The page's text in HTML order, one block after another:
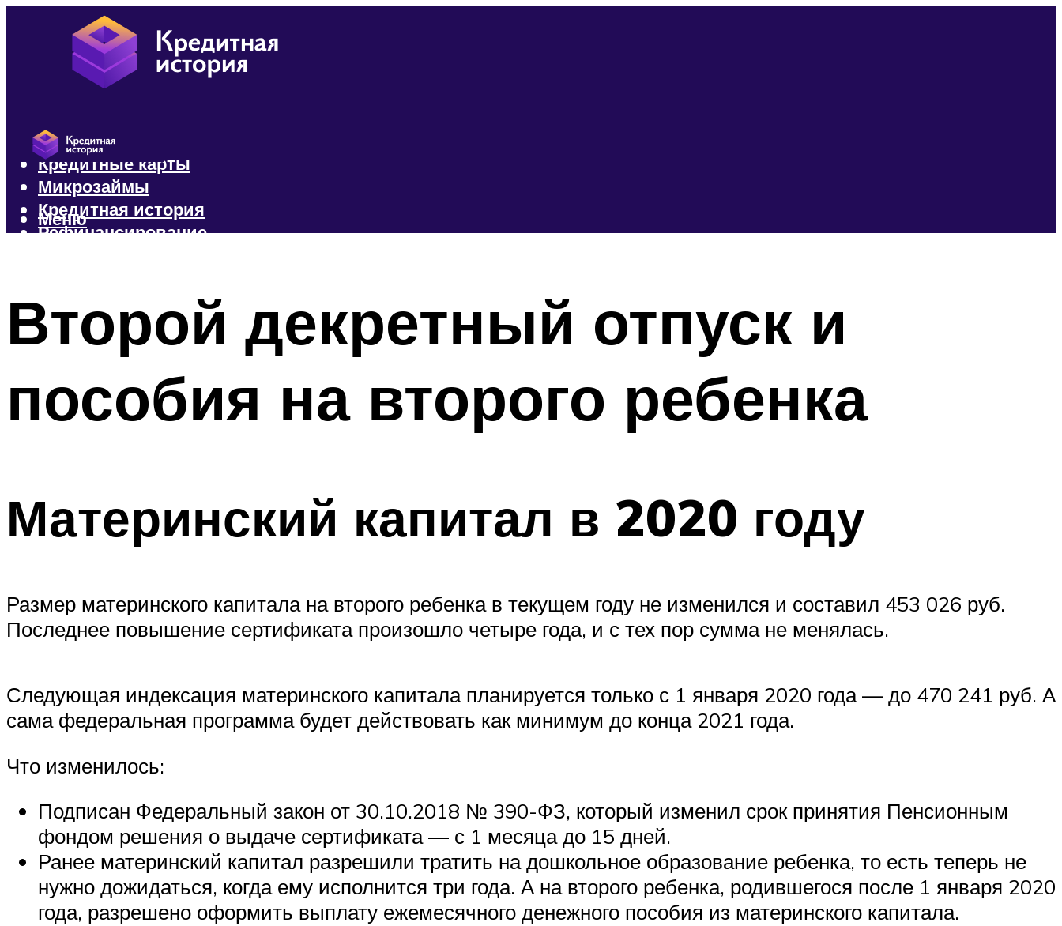
Кредиты
Кредитные карты
Микрозаймы
Кредитная история
Рефинансирование
Меню
Второй декретный отпуск и
пособия на второго ребенка
Материнский капитал в 2020 году
Размер материнского капитала на второго ребенка в текущем году не изменился и составил 453 026 руб.
Последнее повышение сертификата произошло четыре года, и с тех пор сумма не менялась.
Следующая индексация материнского капитала планируется только с 1 января 2020 года — до 470 241 руб. А
сама федеральная программа будет действовать как минимум до конца 2021 года.
Что изменилось:
Подписан Федеральный закон от 30.10.2018 № 390-ФЗ, который изменил срок принятия Пенсионным
фондом решения о выдаче сертификата — с 1 месяца до 15 дней.
Ранее материнский капитал разрешили тратить на дошкольное образование ребенка, то есть теперь не
нужно дожидаться, когда ему исполнится три года. А на второго ребенка, родившегося после 1 января 2020
года, разрешено оформить выплату ежемесячного денежного пособия из материнского капитала.